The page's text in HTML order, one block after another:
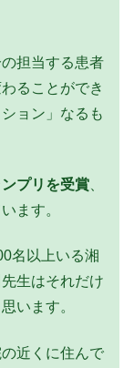
担当する患者
ることができ
ョン」なるも
プリを受賞
ます。
名以上いる湘
生はそれだけ
います。
近くに住んで